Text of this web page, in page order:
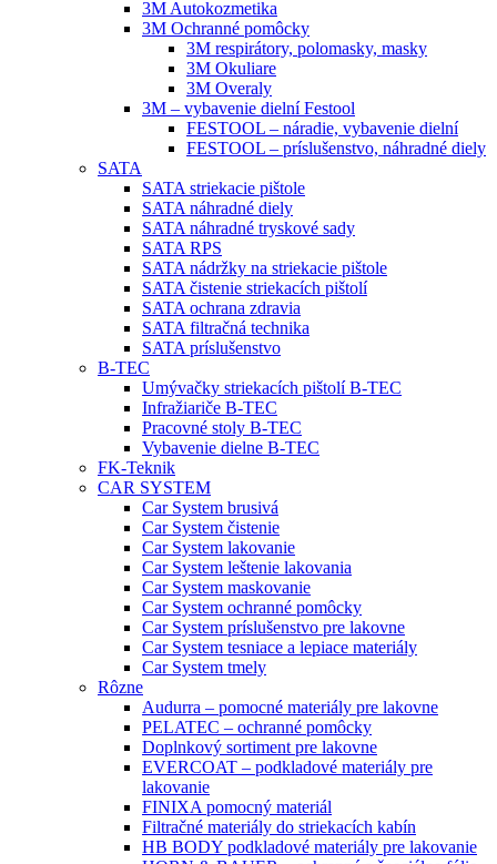
3M Autokozmetika
3M Ochranné pomôcky
3M respirátory, polomasky, masky
3M Okuliare
3M Overaly
3M – vybavenie dielní Festool
FESTOOL – náradie, vybavenie dielní
FESTOOL – príslušenstvo, náhradné diely
SATA
SATA striekacie pištole
SATA náhradné diely
SATA náhradné tryskové sady
SATA RPS
SATA nádržky na striekacie pištole
SATA čistenie striekacích pištolí
SATA ochrana zdravia
SATA filtračná technika
SATA príslušenstvo
B-TEC
Umývačky striekacích pištolí B-TEC
Infražiariče B-TEC
Pracovné stoly B-TEC
Vybavenie dielne B-TEC
FK-Teknik
CAR SYSTEM
Car System brusivá
Car System čistenie
Car System lakovanie
Car System leštenie lakovania
Car System maskovanie
Car System ochranné pomôcky
Car System príslušenstvo pre lakovne
Car System tesniace a lepiace materiály
Car System tmely
Rôzne
Audurra – pomocné materiály pre lakovne
PELATEC – ochranné pomôcky
Doplnkový sortiment pre lakovne
EVERCOAT – podkladové materiály pre
lakovanie
FINIXA pomocný materiál
Filtračné materiály do striekacích kabín
HB BODY podkladové materiály pre lakovanie